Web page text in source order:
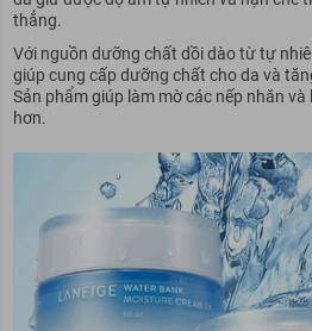
thẳng.
Với nguồn dưỡng chất dồi dào từ tự
giúp cung cấp dưỡng chất cho da và
Sản phẩm giúp làm mờ các nếp nhăn
hơn.